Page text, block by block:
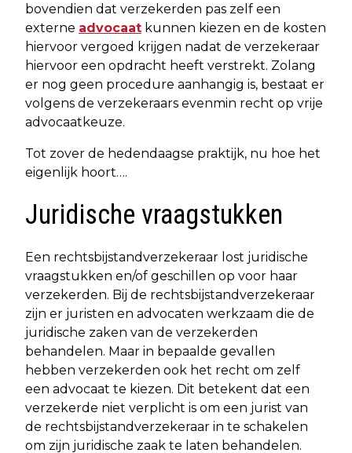
bovendien dat verzekerden pas zelf een
externe advocaat kunnen kiezen en de kosten
hiervoor vergoed krijgen nadat de verzekeraar
hiervoor een opdracht heeft verstrekt. Zolang
er nog geen procedure aanhangig is, bestaat er
volgens de verzekeraars evenmin recht op vrije
advocaatkeuze.
Tot zover de hedendaagse praktijk, nu hoe het
eigenlijk hoort….
Juridische vraagstukken
Een rechtsbijstandverzekeraar lost juridische
vraagstukken en/of geschillen op voor haar
verzekerden. Bij de rechtsbijstandverzekeraar
zijn er juristen en advocaten werkzaam die de
juridische zaken van de verzekerden
behandelen. Maar in bepaalde gevallen
hebben verzekerden ook het recht om zelf
een advocaat te kiezen. Dit betekent dat een
verzekerde niet verplicht is om een jurist van
de rechtsbijstandverzekeraar in te schakelen
om zijn juridische zaak te laten behandelen.